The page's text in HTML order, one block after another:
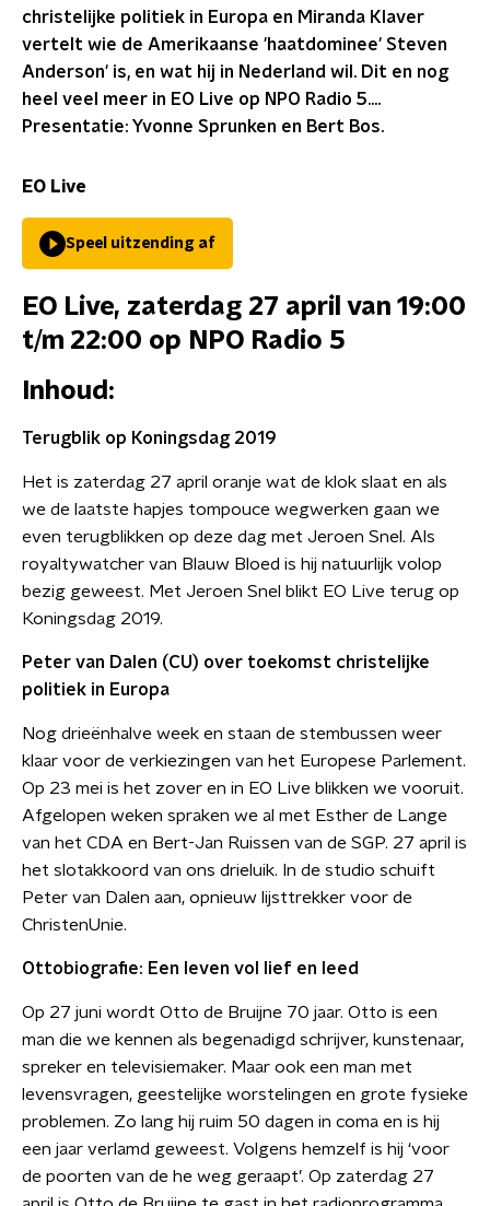
christelijke politiek in Europa en Miranda Klaver
vertelt wie de Amerikaanse 'haatdominee' Steven
Anderson' is, en wat hij in Nederland wil. Dit en nog
heel veel meer in EO Live op NPO Radio 5....
Presentatie: Yvonne Sprunken en Bert Bos.
EO Live
Speel uitzending af
EO Live, zaterdag 27 april van 19:00
t/m 22:00 op NPO Radio 5
Inhoud:
Terugblik op Koningsdag 2019
Het is zaterdag 27 april oranje wat de klok slaat en als
we de laatste hapjes tompouce wegwerken gaan we
even terugblikken op deze dag met Jeroen Snel. Als
royaltywatcher van Blauw Bloed is hij natuurlijk volop
bezig geweest. Met Jeroen Snel blikt EO Live terug op
Koningsdag 2019.
Peter van Dalen (CU) over toekomst christelijke
politiek in Europa
Nog drieënhalve week en staan de stembussen weer
klaar voor de verkiezingen van het Europese Parlement.
Op 23 mei is het zover en in EO Live blikken we vooruit.
Afgelopen weken spraken we al met Esther de Lange
van het CDA en Bert-Jan Ruissen van de SGP. 27 april is
het slotakkoord van ons drieluik. In de studio schuift
Peter van Dalen aan, opnieuw lijsttrekker voor de
ChristenUnie.
Ottobiografie: Een leven vol lief en leed
Op 27 juni wordt Otto de Bruijne 70 jaar. Otto is een
man die we kennen als begenadigd schrijver, kunstenaar,
spreker en televisiemaker. Maar ook een man met
levensvragen, geestelijke worstelingen en grote fysieke
problemen. Zo lang hij ruim 50 dagen in coma en is hij
een jaar verlamd geweest. Volgens hemzelf is hij ‘voor
de poorten van de he weg geraapt’. Op zaterdag 27